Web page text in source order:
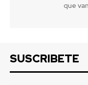
que
SUSCRIBETE